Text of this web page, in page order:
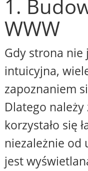
1.
WWW
Gdy strona nie
intuicyjna,
zapoznaniem
Dlatego
korzystało się
niezależnie od
jest